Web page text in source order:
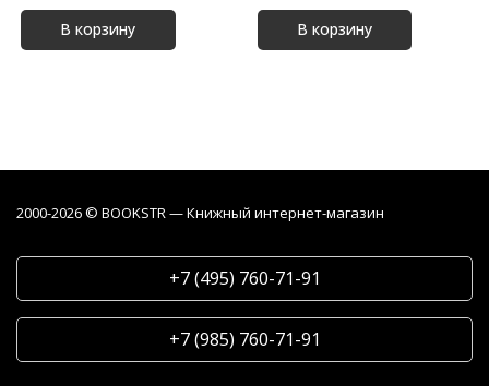
В корзину В корзину
2000-2026 © BOOKSTR — Книжный интернет-магазин
+7 (495) 760-71-91
+7 (985) 760-71-91